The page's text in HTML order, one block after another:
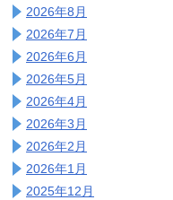
2026年8月
2026年7月
2026年6月
2026年5月
2026年4月
2026年3月
2026年2月
2026年1月
2025年12月